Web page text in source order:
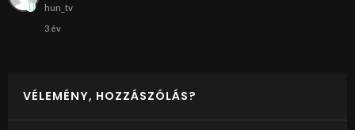
hun_tv
3 év
VÉLEMÉNY, HOZZÁSZÓLÁS?